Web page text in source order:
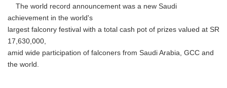
The world record announcement was a new Saudi
achievement in the world's
largest falconry festival with a total cash pot of prizes valued at SR
17,630,000,
amid wide participation of falconers from Saudi Arabia, GCC and
the world.